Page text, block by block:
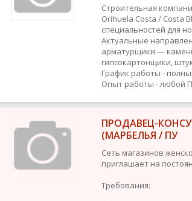
Строительная
Orihuela Costa / Costa
специальностей для
Актуальные
арматурщики —
гипсокартонщики,
График работы -
Опыт работы - любой
ПРОДАВЕЦ-
(МАРБЕЛЬЯ / ПУ
Сеть магазинов
приглашает на
Требования: